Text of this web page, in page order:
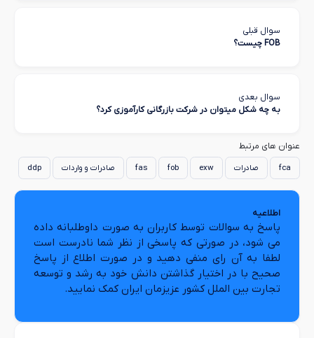
سوال قبلی
FOB چیست؟
سوال بعدی
به چه شکل میتوان در شرکت بازرگانی کارآموزی کرد؟
عنوان های مرتبط
fca صادرات exw
fob
fas صادرات و واردات ddp
اطلاعیه
پاسخ به سوالات توسط کاربران به صورت داوطلبانه داده
می شود، در صورتی که پاسخی از نظر شما نادرست است
لطفا به آن رای منفی دهید و در صورت اطلاع از پاسخ
صحیح با در اختیار گذاشتن دانش خود به رشد و توسعه
تجارت بین الملل کشور عزیزمان ایران کمک نمایید.